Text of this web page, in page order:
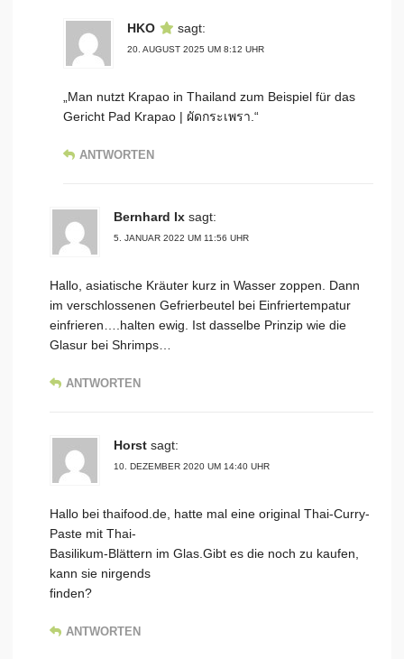
HKO sagt:
20. AUGUST 2025 UM 8:12 UHR
„Man nutzt Krapao in Thailand zum Beispiel für das
Gericht Pad Krapao | ผัดกระเพรา.“
ANTWORTEN
Bernhard Ix sagt:
5. JANUAR 2022 UM 11:56 UHR
Hallo, asiatische Kräuter kurz in Wasser zoppen. Dann
im verschlossenen Gefrierbeutel bei Einfriertempatur
einfrieren….halten ewig. Ist dasselbe Prinzip wie die
Glasur bei Shrimps…
ANTWORTEN
Horst sagt:
10. DEZEMBER 2020 UM 14:40 UHR
Hallo bei thaifood.de, hatte mal eine original Thai-Curry-
Paste mit Thai-
Basilikum-Blättern im Glas.Gibt es die noch zu kaufen,
kann sie nirgends
finden?
ANTWORTEN